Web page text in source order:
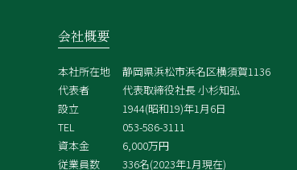
会社概要
本社所在地
静岡県浜松市浜名区横須賀1136
代表者
代表取締役社長 小杉知弘
設立
1944(昭和19)年1月6日
TEL
053-586-3111
資本金
6,000万円
従業員数
336名(2023年1月現在)